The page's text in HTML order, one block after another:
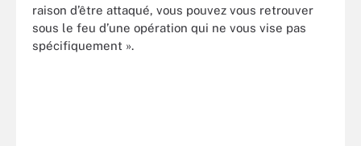
raison d’être attaqué, vous pouvez vous retrouver
sous le feu d’une opération qui ne vous vise pas
spécifiquement ».